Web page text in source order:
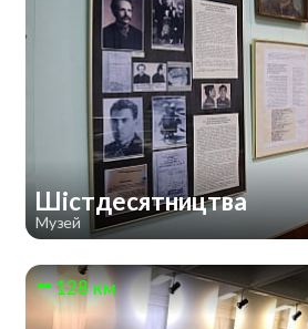
Шістдесятництва
Музей
128 км